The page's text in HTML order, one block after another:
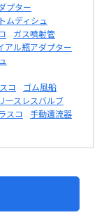
プター
ムディシュ
ガス噴射管
アル瓶アダプター
コ
ゴム風船
ースレスバルブ
スコ
手動還流器